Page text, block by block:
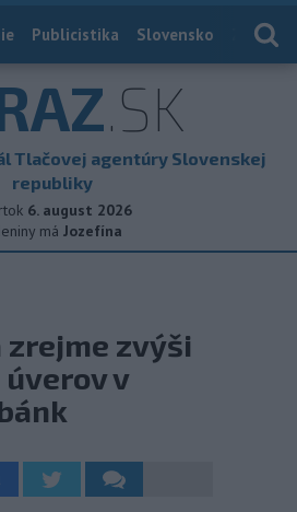
Publicistika Slovensko
.SK
Tlačovej agentúry Slovenskej
republiky
6. august 2026
má Jozefína
zrejme zvýši
v